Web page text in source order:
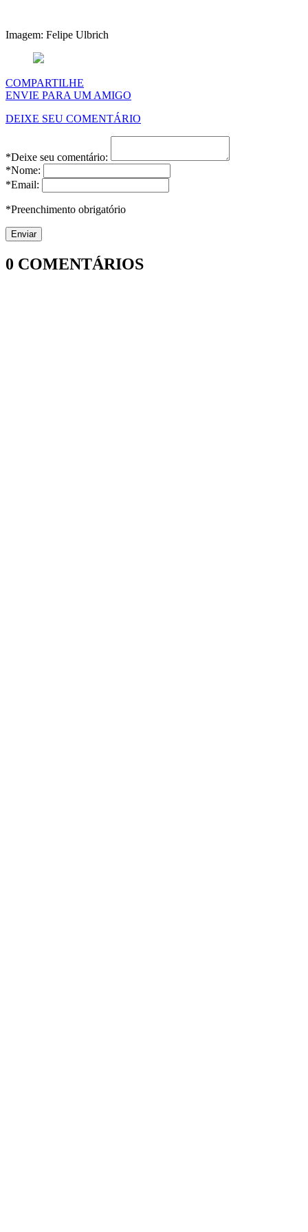
Imagem: Felipe Ulbrich
COMPARTILHE
ENVIE PARA UM AMIGO
DEIXE SEU COMENTÁRIO
*Deixe seu comentário:
*Nome:
*Email:
*Preenchimento obrigatório
0 COMENTÁRIOS